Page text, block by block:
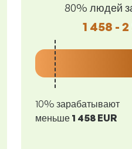
80% людей
1 458 -
10% зарабатывают
меньше 1 458 EUR